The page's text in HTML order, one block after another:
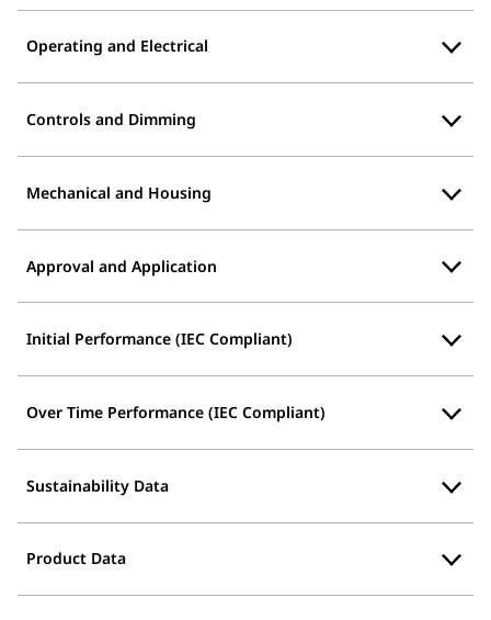
Operating and Electrical
Controls and Dimming
Mechanical and Housing
Approval and Application
Initial Performance (IEC Compliant)
Over Time Performance (IEC Compliant)
Sustainability Data
Product Data